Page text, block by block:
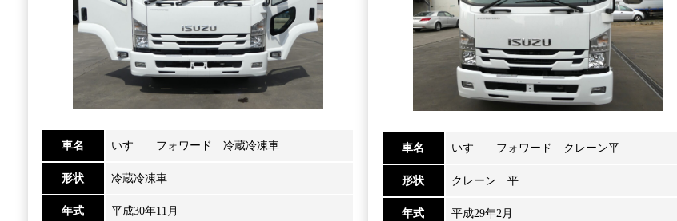
車名 いすゞ フォワード 冷蔵冷凍車
形状 冷蔵冷凍車
年式 平成30年11月
車名 いすゞ フォワード クレーン平
形状 クレーン 平
年式 平成29年2月